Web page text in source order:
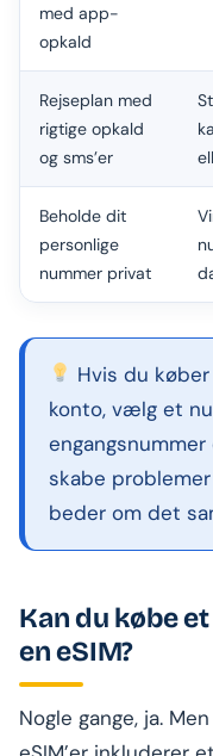
med app-
opkald
Rejseplan med
rigtige opkald
og sms’er
Beholde dit
personlige
nummer privat
Hvis du
konto, vælg et
skabe
beder om det
Kan du købe
en eSIM?
Nogle gange, ja.